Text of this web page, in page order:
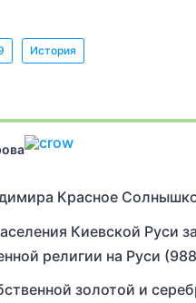
История
Красное
Киевской Руси
религии на Руси
золотой и